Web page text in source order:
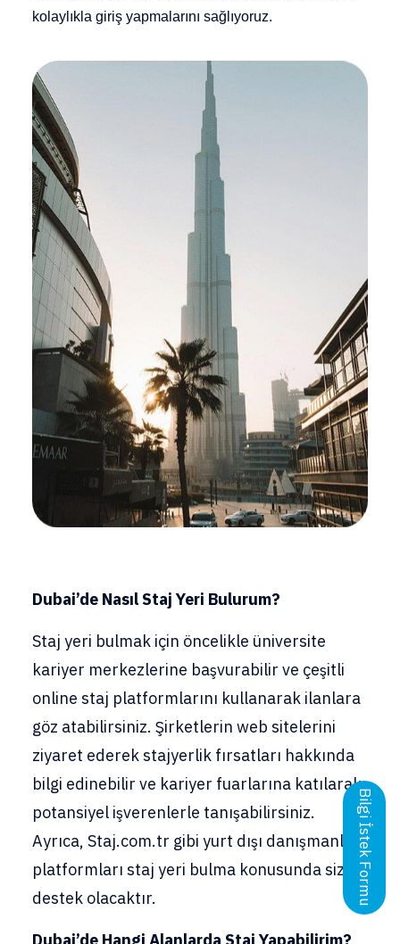
kolaylıkla giriş yapmalarını sağlıyoruz.
Dubai’de Nasıl Staj Yeri Bulurum?
Staj yeri bulmak için öncelikle üniversite
kariyer merkezlerine başvurabilir ve çeşitli
online staj platformlarını kullanarak ilanlara
göz atabilirsiniz. Şirketlerin web sitelerini
ziyaret ederek stajyerlik fırsatları hakkında
bilgi edinebilir ve kariyer fuarlarına katılarak
potansiyel işverenlerle tanışabilirsiniz.
Ayrıca, Staj.com.tr gibi yurt dışı danışmanlık
platformları staj yeri bulma konusunda size
destek olacaktır.
Bilgi İstek Formu